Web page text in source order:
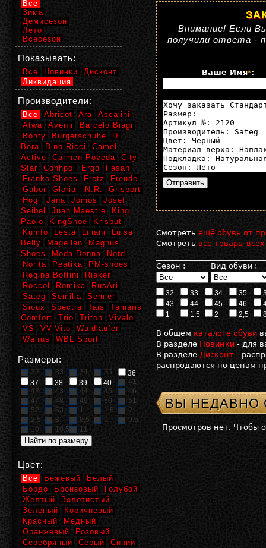
Внимание! Если
получили ответа -
Ваше Имя*:
Смотреть ещё обувь от
Смотреть все товары
Сезон : Вид обуви :
32 33 34 35
43
44 45 46
1
1,5 2 2,5
В общем каталоге обуви
В разделе Новинки - для
В разделе Дисконт-
распродаются по ценам
ВЫ НЕДАВНО
Просмотров нет. Чтобы
Все
Зима
Демисезон
Лето
Всесезон
Показывать:
Все Новинки
Дисконт
Ликвидация
Производители:
Все Abricot Ara
Ascalini
Atwa
Avenir
Barcelo Biagi
Bonty
Burgerschuhe
Di
Bora
Dino Ricci
Camel
Active
Carmen Poveda
City
Star
Conhpol Ergo
Fasan
Franko Shoes
Fretz
Freude
Gabor
Gloria - N.R.
Grisport
Hogl
Jana Jomos
Josef
Seibel
Juan Maestre
King
Paolo
KingShoe
Krisbut
Kumfo
Lesta Liliani
Luisa
Belly
Magellan
Magnus
Shoes
Moda Donna
Nord
Norita
Peatika
PM-shoes
Regina Bottini
Rieker
Roccol
Romika
RusAri
Sateg
Semilia
Semler
Sioux
Spectra Tais
Tamaris
Comfort
Trio Triton
Vivalo
VS
VV-Vito
Waldlaufer
Walrus
WBL Sport
Размеры:
32 33 34 35
36
37
38 39 40
41
42
43 44 45
46
47
48 49 50
51
52
53 1 1,5
2
2,5
8 8,5 9
9,5
10
10,5 11
Цвет:
Все Бежевый
Белый
Бордо
Бронзовый
Голубой
Желтый
Золотистый
Зеленый
Коричневый
Красный
Медный
Оранжевый
Розовый
Серебряный
Серый
Синий